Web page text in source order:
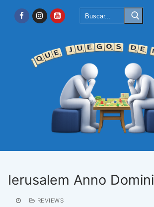
Buscar:
Ierusalem Anno Domini
REVIEWS